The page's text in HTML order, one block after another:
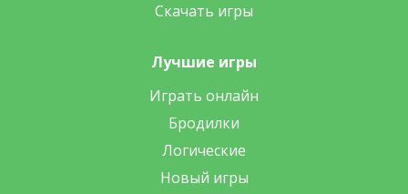
Скачать игры
Лучшие игры
Играть онлайн
Бродилки
Логические
Новый игры